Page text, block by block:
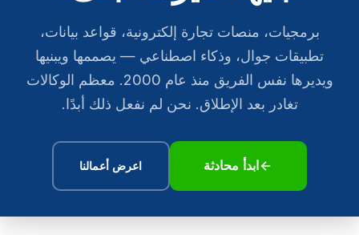
برمجيات، منصات تجارة إلكترونية، قواعد بيانات،
تطبيقات جوال، وذكاء اصطناعي — يصممها ويبنيها
ويديرها نفس الفريق منذ عام 2000. معظم الوكالات
تغادر بعد الإطلاق. نحن لم نفعل ذلك أبدًا.
ابدأ محادثة اعرض أعمالنا
الخدمات المالية والقانونية والتأمين
الأغذية وسلسلة التوريد
التوظيف والموارد البشرية
التعليم والتدريب